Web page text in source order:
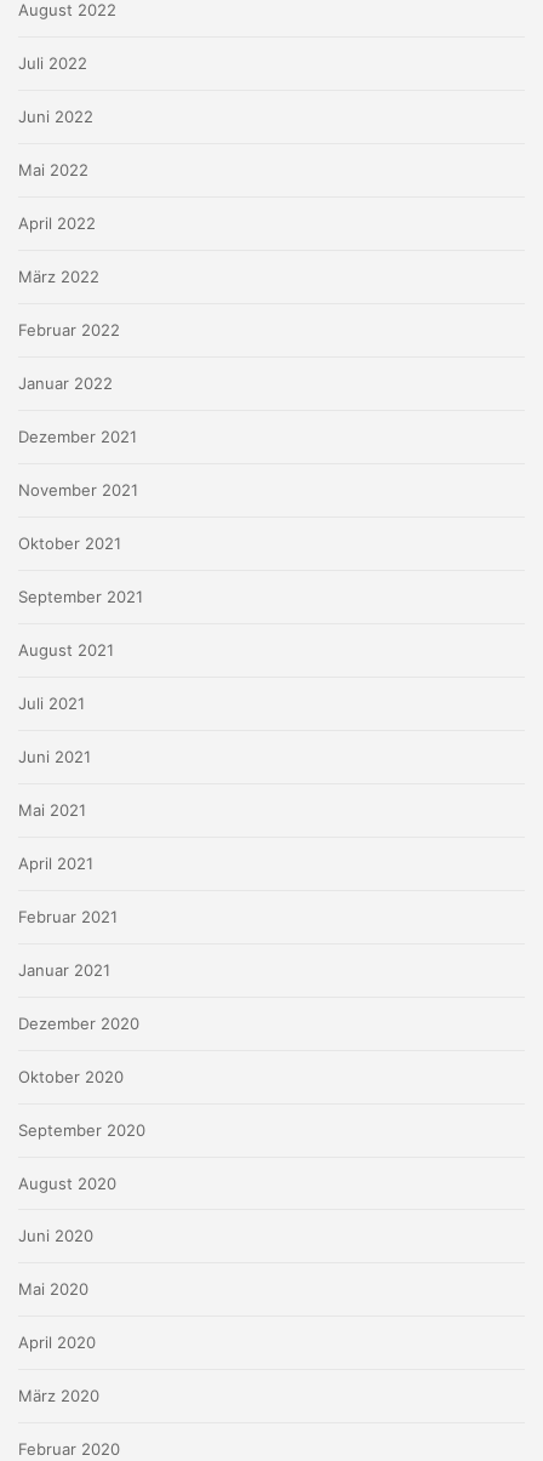
August 2022
Juli 2022
Juni 2022
Mai 2022
April 2022
März 2022
Februar 2022
Januar 2022
Dezember 2021
November 2021
Oktober 2021
September 2021
August 2021
Juli 2021
Juni 2021
Mai 2021
April 2021
Februar 2021
Januar 2021
Dezember 2020
Oktober 2020
September 2020
August 2020
Juni 2020
Mai 2020
April 2020
März 2020
Februar 2020